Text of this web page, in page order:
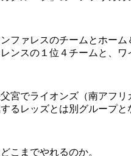
ファレスのチームとホー
ンスの１位４チームと、
宮でライオンズ（南アフ
るレッズとは別グループ
こまでやれるのか。